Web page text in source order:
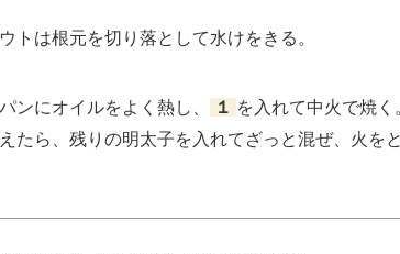
トは根元を切り落として水けをきる。
ンにオイルをよく熱し、 １ を入れて中火で焼
たら、残りの明太子を入れてざっと混ぜ、火を